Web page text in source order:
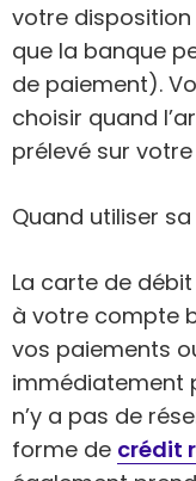
votre disposition
que la banque
de paiement).
choisir quand
prélevé sur
Quand utiliser
La carte de
à votre compte
vos paiements
immédiatement
n’y a pas de
forme de crédit